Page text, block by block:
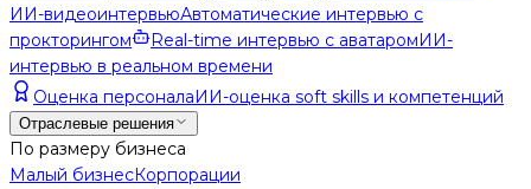
ИИ-видеоинтервьюАвтоматические интервью с
прокторингом
Real-time интервью с аватаромИИ-
интервью в реальном времени
Оценка персоналаИИ-оценка soft skills и компетенций
Отраслевые решения
По размеру бизнеса
Малый бизнесКорпорации